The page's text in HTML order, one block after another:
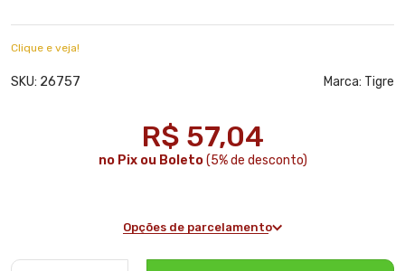
Clique e veja!
SKU: 26757 Marca: Tigre
R$ 57,04
no Pix ou Boleto(5% de desconto)
Opções de parcelamento